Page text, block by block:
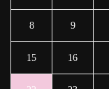
8 9
15 16